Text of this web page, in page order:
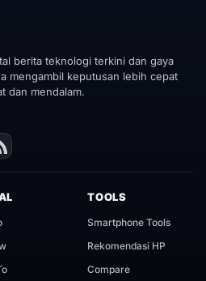
berita teknologi terkini dan gaya
mengambil keputusan lebih cepat
dan mendalam.
TOOLS
Smartphone Tools
Rekomendasi HP
Compare